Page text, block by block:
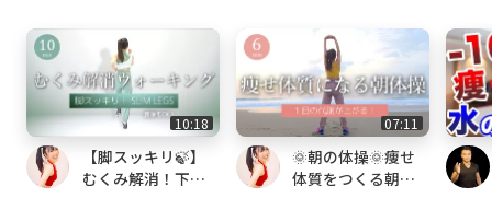
10:18
【脚スッキリ🍃】
むくみ解消！下半
07:11
🌞朝の体操🌞痩せ
体質をつくる朝習